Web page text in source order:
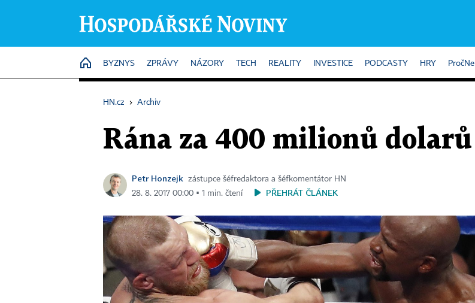
HOME
BYZNYS ZPRÁVY NÁZORY TECH REALITY INVESTICE PODCASTY HRY PročNe
HN.cz › Archiv
Rána za 400 milionů dolarů
Petr Honzejk
zástupce šéfredaktora a šéfkomentátor HN
28. 8. 2017 00:00 ▪ 1 min. čtení
PŘEHRÁT ČLÁNEK